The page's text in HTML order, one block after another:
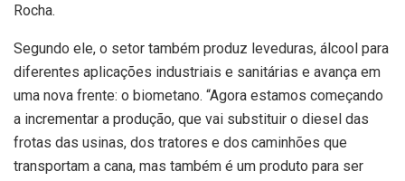
Rocha.
Segundo ele, o setor também produz leveduras, álcool para
diferentes aplicações industriais e sanitárias e avança em
uma nova frente: o biometano. “Agora estamos começando
a incrementar a produção, que vai substituir o diesel das
frotas das usinas, dos tratores e dos caminhões que
transportam a cana, mas também é um produto para ser